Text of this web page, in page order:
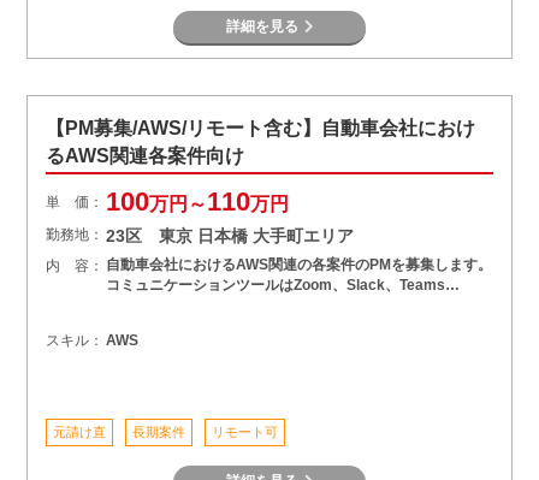
詳細を見る
【PM募集/AWS/リモート含む】自動車会社におけ
るAWS関連各案件向け
単 価： 100万円～110万円
勤務地： 23区 東京 日本橋 大手町エリア
内 容： 自動車会社におけるAWS関連の各案件のPMを募集します。
コミュニケーションツールはZoom、Slack、Teams…
スキル： AWS
元請け直 長期案件 リモート可